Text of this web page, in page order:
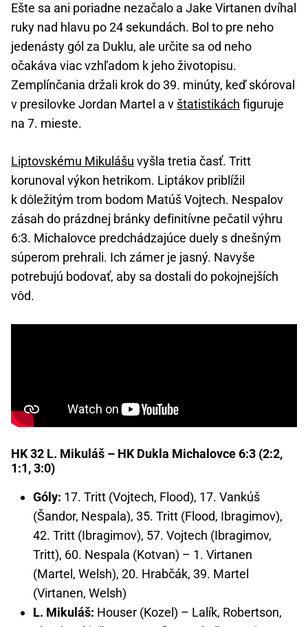
Ešte sa ani poriadne nezačalo a Jake Virtanen dvíhal
ruky nad hlavu po 24 sekundách. Bol to pre neho
jedenásty gól za Duklu, ale určite sa od neho
očakáva viac vzhľadom k jeho životopisu.
Zemplínčania držali krok do 39. minúty, keď skóroval
v presilovke Jordan Martel a v štatistikách figuruje
na 7. mieste.
Liptovskému Mikulášu vyšla tretia časť. Tritt
korunoval výkon hetrikom. Liptákov priblížil
k dôležitým trom bodom Matúš Vojtech. Nespalov
zásah do prázdnej bránky definitívne pečatil výhru
6:3. Michalovce predchádzajúce duely s dnešným
súperom prehrali. Ich zámer je jasný. Navyše
potrebujú bodovať, aby sa dostali do pokojnejších
vôd.
HK 32 L. Mikuláš – HK Dukla Michalovce 6:3 (2:2,
1:1, 3:0)
Góly: 17. Tritt (Vojtech, Flood), 17. Vankúš
(Šandor, Nespala), 35. Tritt (Flood, Ibragimov),
42. Tritt (Ibragimov), 57. Vojtech (Ibragimov,
Tritt), 60. Nespala (Kotvan) – 1. Virtanen
(Martel, Welsh), 20. Hrabčák, 39. Martel
(Virtanen, Welsh)
L. Mikuláš: Houser (Kozel) – Lalík, Robertson,